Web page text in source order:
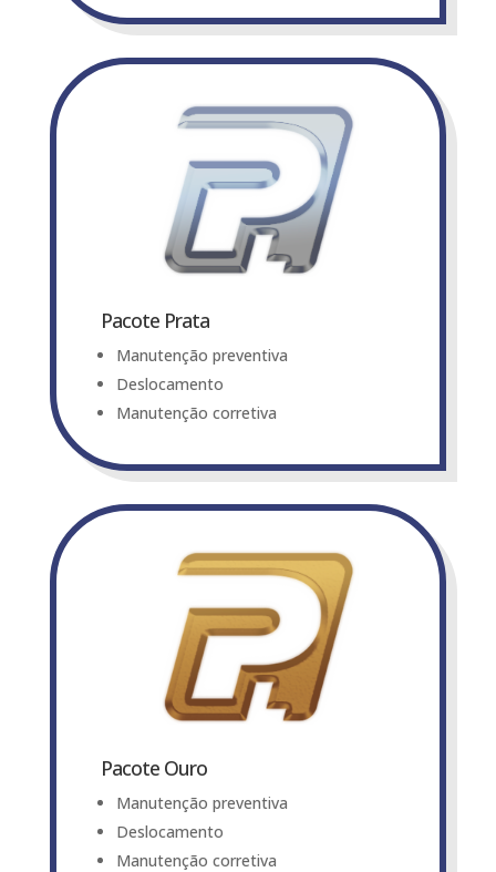
Pacote Prata
Manutenção preventiva
Deslocamento
Manutenção corretiva
Pacote Ouro
Manutenção preventiva
Deslocamento
Manutenção corretiva